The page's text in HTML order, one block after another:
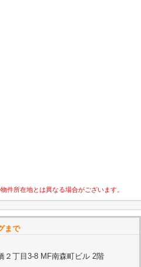
件所在地とは異なる場合がございます。
まで
２丁目3-8 MF南森町ビル 2階